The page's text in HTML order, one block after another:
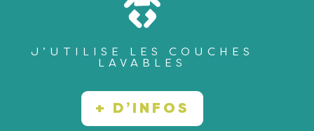
J’UTILISE LES COUCHES
LAVABLES
+ D’INFOS